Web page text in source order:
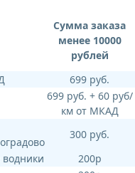
Сумма заказа
менее 10000
рублей
699 руб.
699 руб. + 60 руб/
км от МКАД
300 руб.
200р